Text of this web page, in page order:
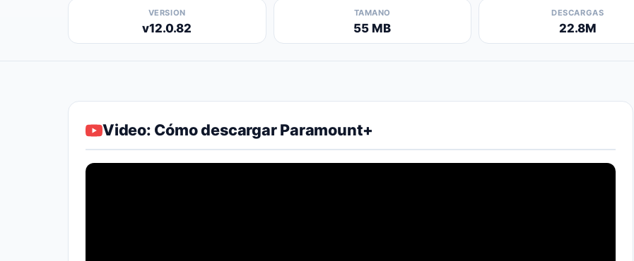
VERSION
v12.0.82
TAMANO
55 MB
DESCARGAS
22.8M
Video: Cómo descargar Paramount+